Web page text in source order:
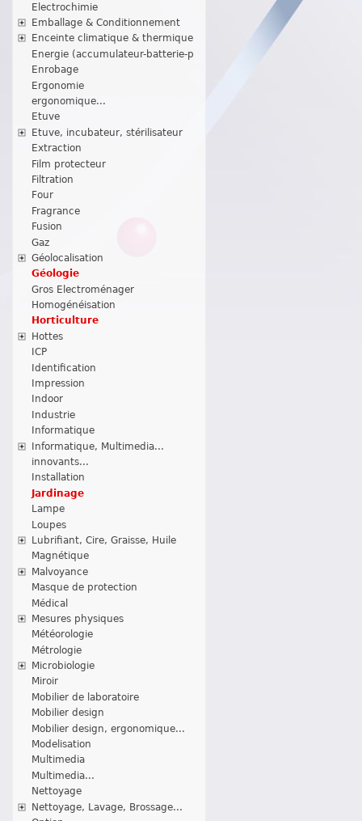
Electrochimie
Emballage & Conditionnement
Enceinte climatique & thermique
Energie (accumulateur-batterie-p
Enrobage
Ergonomie
ergonomique...
Etuve
Etuve, incubateur, stérilisateur
Extraction
Film protecteur
Filtration
Four
Fragrance
Fusion
Gaz
Géolocalisation
Géologie
Gros Electroménager
Homogénéisation
Horticulture
Hottes
ICP
Identification
Impression
Indoor
Industrie
Informatique
Informatique, Multimedia...
innovants...
Installation
Jardinage
Lampe
Loupes
Lubrifiant, Cire, Graisse, Huile
Magnétique
Malvoyance
Masque de protection
Médical
Mesures physiques
Météorologie
Métrologie
Microbiologie
Miroir
Mobilier de laboratoire
Mobilier design
Mobilier design, ergonomique...
Modelisation
Multimedia
Multimedia...
Nettoyage
Nettoyage, Lavage, Brossage...